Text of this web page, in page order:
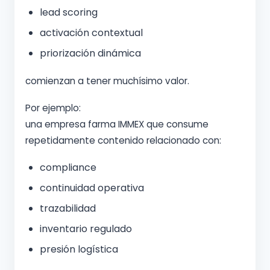
lead scoring
activación contextual
priorización dinámica
comienzan a tener muchísimo valor.
Por ejemplo:
una empresa farma IMMEX que consume
repetidamente contenido relacionado con:
compliance
continuidad operativa
trazabilidad
inventario regulado
presión logística